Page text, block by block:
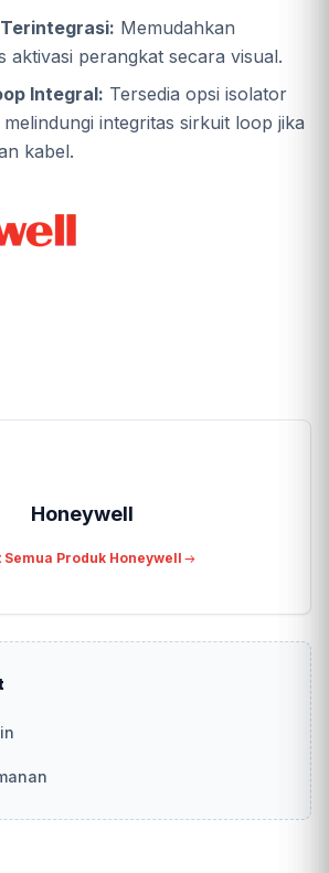
Memudahkan
aktivasi perangkat secara visual.
Integral: Tersedia opsi isolator
integritas sirkuit loop jika
kabel.
Honeywell
Semua Produk Honeywell arrow_right_alt